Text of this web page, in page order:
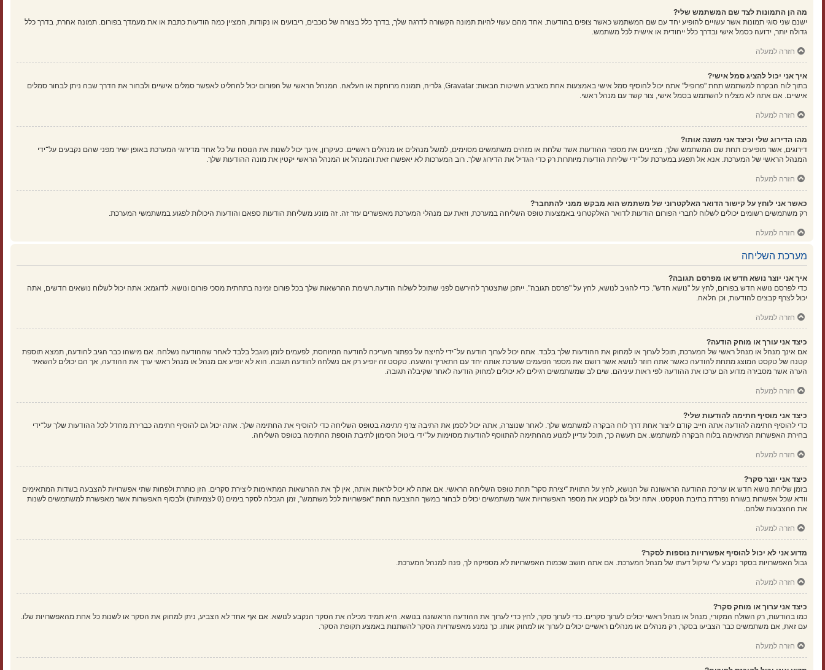
מה הן התמונות לצד שם המשתמש שלי?
ישנם שני סוגי תמונות אשר עשויים להופיע יחד עם שם המשתמש כאשר צופים בהודעות. אחד מהם עשוי להיות תמונה הקשורה לדרגה שלך, בדרך כלל בצורה של כוכבים, ריבועים או נקודות, המציין כמה הודעות כתבת או את מעמדך בפורום. תמונה אחרת, בדרך כלל
גדולה יותר, ידועה כסמל אישי ובדרך כלל ייחודית או אישית לכל משתמש.
חזרה למעלה
איך אני יכול להציג סמל אישי?
בתוך לוח הבקרה למשתמש תחת "פרופיל" אתה יכול להוסיף סמל אישי באמצעות אחת מארבע השיטות הבאות: Gravatar, גלריה, תמונה מרוחקת או העלאה. המנהל הראשי של הפורום יכול להחליט לאפשר סמלים אישיים ולבחור את הדרך שבה ניתן לבחור סמלים
אישיים. אם אתה לא מצליח להשתמש בסמל אישי, צור קשר עם מנהל ראשי.
חזרה למעלה
מהו הדירוג שלי וכיצד אני משנה אותו?
דירוגים, אשר מופיעים תחת שם המשתמש שלך, מציינים את מספר ההודעות אשר שלחת או מזהים משתמשים מסוימים, למשל מנהלים או מנהלים ראשיים. כעיקרון, אינך יכול לשנות את הנוסח של כל אחד מדירוגי המערכת באופן ישיר מפני שהם נקבעים על־ידי
המנהל הראשי של המערכת. אנא אל תפגע במערכת על־ידי שליחת הודעות מיותרות רק כדי הגדיל את הדירוג שלך. רוב המערכות לא יאפשרו זאת והמנהל או המנהל הראשי יקטין את מונה ההודעות שלך.
חזרה למעלה
כאשר אני לוחץ על קישור הדואר האלקטרוני של משתמש הוא מבקש ממני להתחבר?
רק משתמשים רשומים יכולים לשלוח לחברי הפורום הודעות לדואר האלקטרוני באמצעות טופס השליחה במערכת, וזאת עם מנהלי המערכת מאפשרים עזר זה. זה מונע משליחת הודעות ספאם והודעות היכולות לפגוע במשתמשי המערכת.
חזרה למעלה
מערכת השליחה
איך אני יוצר נושא חדש או מפרסם תגובה?
כדי לפרסם נושא חדש בפורום, לחץ על "נושא חדש". כדי להגיב לנושא, לחץ על "פרסם תגובה". ייתכן שתצטרך להירשם לפני שתוכל לשלוח הודעה.רשימת ההרשאות שלך בכל פורום זמינה בתחתית מסכי פורום ונושא. לדוגמא: אתה יכול לשלוח נושאים חדשים, אתה
יכול לצרף קבצים להודעות, וכן הלאה.
חזרה למעלה
כיצד אני עורך או מוחק הודעה?
אם אינך מנהל או מנהל ראשי של המערכת, תוכל לערוך או למחוק את ההודעות שלך בלבד. אתה יכול לערוך הודעה על־ידי לחיצה על כפתור העריכה להודעה המיוחסת, לפעמים לזמן מוגבל בלבד לאחר שההודעה נשלחה. אם מישהו כבר הגיב להודעה, תמצא תוספת
קטנה של טקסט המוצג מתחת להודעה כאשר אתה חוזר לנושא אשר רושם את מספר הפעמים שערכת אותה יחד עם התאריך והשעה. טקסט זה יופיע רק אם נשלחה להודעה תגובה. הוא לא יופיע אם מנהל או מנהל ראשי ערך את ההודעה, אך הם יכולים להשאיר
הערה אשר מסבירה מדוע הם ערכו את ההודעה לפי ראות עיניהם. שים לב שמשתמשים רגילים לא יכולים למחוק הודעה לאחר שקיבלה תגובה.
חזרה למעלה
כיצד אני מוסיף חתימה להודעות שלי?
כדי להוסיף חתימה להודעה אתה חייב קודם ליצור אחת דרך לוח הבקרה למשתמש שלך. לאחר שנוצרה, אתה יכול לסמן את התיבה צרף חתימה בטופס השליחה כדי להוסיף את החתימה שלך. אתה יכול גם להוסיף חתימה כברירת מחדל לכל ההודעות שלך על־ידי
בחירת האפשרות המתאימה בלוח הבקרה למשתמש. אם תעשה כך, תוכל עדיין למנוע מהחתימה להתווסף להודעות מסוימות על־ידי ביטול הסימון לתיבת הוספת החתימה בטופס השליחה.
חזרה למעלה
כיצד אני יוצר סקר?
בזמן שליחת נושא חדש או עריכת ההודעה הראשונה של הנושא, לחץ על התווית “יצירת סקר” תחת טופס השליחה הראשי. אם אתה לא יכול לראות אותה, אין לך את ההרשאות המתאימות ליצירת סקרים. הזן כותרת ולפחות שתי אפשרויות להצבעה בשדות המתאימים
וודא שכל אפשרות בשורה נפרדת בתיבת הטקסט. אתה יכול גם לקבוע את מספר האפשרויות אשר משתמשים יכולים לבחור במשך ההצבעה תחת “אפשרויות לכל משתמש”, זמן הגבלה לסקר בימים (0 לצמיתות) ולבסוף האפשרות אשר מאפשרת למשתמשים לשנות
את ההצבעות שלהם.
חזרה למעלה
מדוע אני לא יכול להוסיף אפשרויות נוספות לסקר?
גבול האפשרויות בסקר נקבע ע"י שיקול דעתו של מנהל המערכת. אם אתה חושב שכמות האפשרויות לא מספיקה לך, פנה למנהל המערכת.
חזרה למעלה
כיצד אני ערוך או מוחק סקר?
כמו בהודעות, רק השולח המקורי, מנהל או מנהל ראשי יכולים לערוך סקרים. כדי לערוך סקר, לחץ כדי לערוך את ההודעה הראשונה בנושא. היא תמיד מכילה את הסקר הנקבע לנושא. אם אף אחד לא הצביע, ניתן למחוק את הסקר או לשנות כל אחת מהאפשרויות שלו.
עם זאת, אם משתמשים כבר הצביעו בסקר, רק מנהלים או מנהלים ראשיים יכולים לערוך או למחוק אותו. כך נמנע מאפשרויות הסקר להשתנות באמצע תקופת הסקר.
חזרה למעלה